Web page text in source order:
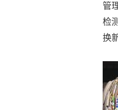
管
检
换